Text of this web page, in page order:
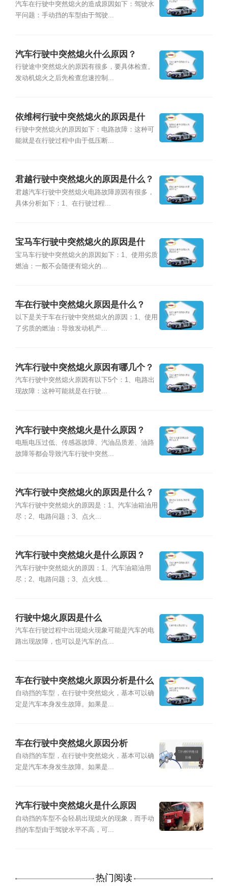
汽车在行驶中突然熄火的造成原因如下：驾驶水
平问题：手动挡的车型由于驾驶...
汽车行驶中突然熄火什么原因？
行驶途中突然熄火的原因有很多，要具体检查。
发动机熄火之后先检查怠速控制...
依维柯行驶中突然熄火的原因是什
么？
行驶中突然熄火的原因如下：电路故障：这种可
能就是在行驶过程中由于低压断...
君越行驶中突然熄火的原因是什么？
君越汽车行驶中突然熄火电路故障原因有很多，
具体分析如下：1、在行驶过程...
宝马车行驶中突然熄火的原因是什
么？
宝马车行驶中突然熄火的原因如下：1、使用劣质
燃油：一般不会随便有熄火的...
车在行驶中突然熄火原因是什么？
以下是关于车在行驶中突然熄火的原因：1、使用
了劣质的燃油：导致发动机产...
汽车行驶中突然熄火原因有哪几个？
汽车行驶中突然熄火原因有以下5个：1、电路出
现故障：这种可能就是在行驶...
汽车行驶中突然熄火是什么原因？
电瓶电压过低、传感器故障、汽油品质差、油路
故障等都会导致汽车行驶中突然...
汽车行驶中突然熄火的原因是什么？
汽车行驶中突然熄火的原因是：1、汽车油箱油用
尽；2、电路问题；3、点火...
汽车行驶中突然熄火是什么原因？
汽车行驶中突然熄火的原因：1、汽车油箱油用
尽；2、电路问题；3、点火线...
行驶中熄火原因是什么
汽车在行驶过程中出现熄火现象可能是汽车的电
路出现故障，也可以是汽车的点...
车在行驶中突然熄火原因分析是什么
自动挡的车型，在行驶中突然熄火，基本可以确
定是汽车本身发生故障。如果是...
车在行驶中突然熄火原因分析
自动挡的车型，在行驶中突然熄火，基本可以确
定是汽车本身发生故障。如果是...
汽车行驶中突然熄火是什么原因
自动挡的车型不会轻易出现熄火的现象，而手动
挡的车型由于驾驶水平不高，可...
热门阅读